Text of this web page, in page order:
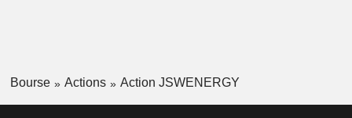
Bourse Actions Action JSWENERGY